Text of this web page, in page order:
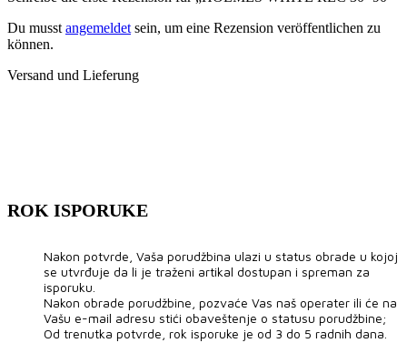
Du musst angemeldet sein, um eine Rezension veröffentlichen zu
können.
Versand und Lieferung
ROK ISPORUKE
Nakon potvrde, Vaša porudžbina ulazi u status obrade u kojoj
se utvrđuje da li je traženi artikal dostupan i spreman za
isporuku.
Nakon obrade porudžbine, pozvaće Vas naš operater ili će na
Vašu e-mail adresu stići obaveštenje o statusu porudžbine;
Od trenutka potvrde, rok isporuke je od 3 do 5 radnih dana.